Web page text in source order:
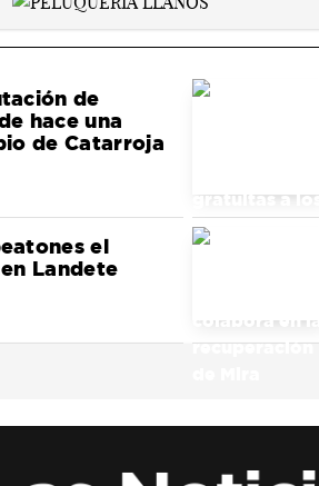
de
hace una
de Catarroja
el
Landete